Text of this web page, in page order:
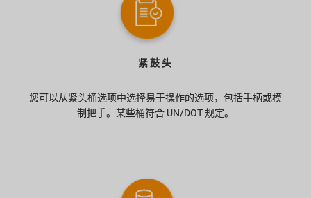
紧鼓头
您可以从紧头桶选项中选择易于操作的选项，包括手柄或模
制把手。某些桶符合 UN/DOT 规定。